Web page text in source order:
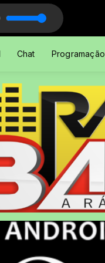
Chat Programação